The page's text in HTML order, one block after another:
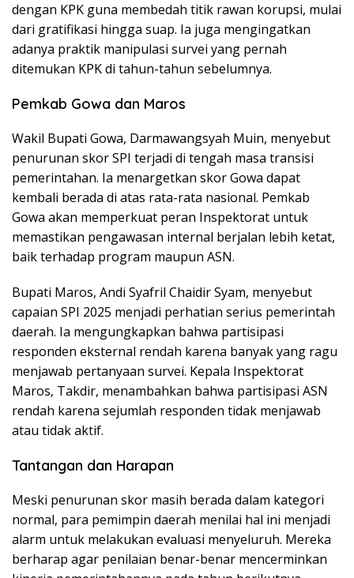
dengan KPK guna membedah titik rawan korupsi, mulai
dari gratifikasi hingga suap. Ia juga mengingatkan
adanya praktik manipulasi survei yang pernah
ditemukan KPK di tahun-tahun sebelumnya.
Pemkab Gowa dan Maros
Wakil Bupati Gowa, Darmawangsyah Muin, menyebut
penurunan skor SPI terjadi di tengah masa transisi
pemerintahan. Ia menargetkan skor Gowa dapat
kembali berada di atas rata-rata nasional. Pemkab
Gowa akan memperkuat peran Inspektorat untuk
memastikan pengawasan internal berjalan lebih ketat,
baik terhadap program maupun ASN.
Bupati Maros, Andi Syafril Chaidir Syam, menyebut
capaian SPI 2025 menjadi perhatian serius pemerintah
daerah. Ia mengungkapkan bahwa partisipasi
responden eksternal rendah karena banyak yang ragu
menjawab pertanyaan survei. Kepala Inspektorat
Maros, Takdir, menambahkan bahwa partisipasi ASN
rendah karena sejumlah responden tidak menjawab
atau tidak aktif.
Tantangan dan Harapan
Meski penurunan skor masih berada dalam kategori
normal, para pemimpin daerah menilai hal ini menjadi
alarm untuk melakukan evaluasi menyeluruh. Mereka
berharap agar penilaian benar-benar mencerminkan